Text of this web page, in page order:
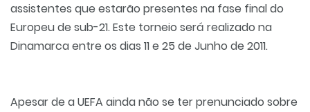
assistentes que estarão presentes na fase final do
Europeu de sub-21. Este torneio será realizado na
Dinamarca entre os dias 11 e 25 de Junho de 2011.
Apesar de a UEFA ainda não se ter prenunciado sobre